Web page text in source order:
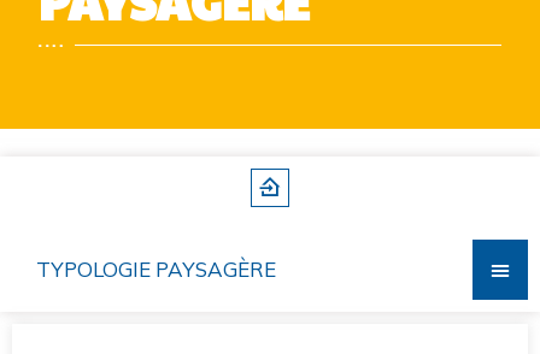
TYPOLOGIE PAYSAGÈRE